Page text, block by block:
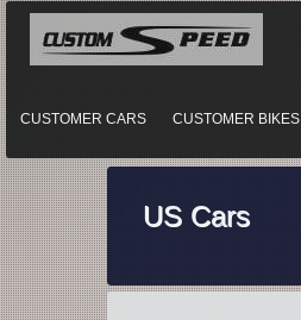
CUSTOMER CARS CUSTOMER BIKES
US Cars